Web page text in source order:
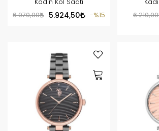
Kadın Kol Saati
6.970,00
5.924,50 %15
6.210,00